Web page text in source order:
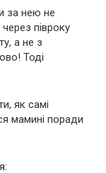
за нею не
півроку
а не з
Тоді
як самі
мамині поради